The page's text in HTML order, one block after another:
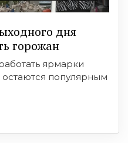
дня
горожан
ярмарки
популярным